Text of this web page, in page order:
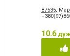
87535,
10.6